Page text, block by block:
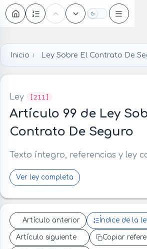
Oscuro
Inicio Ley Sobre El Contrato De
Ley [211]
Artículo 99 de Ley
Contrato De Seguro
Texto íntegro, referencias y ley
Ver ley completa
Artículo anterior Índice de la
Artículo siguiente Copiar